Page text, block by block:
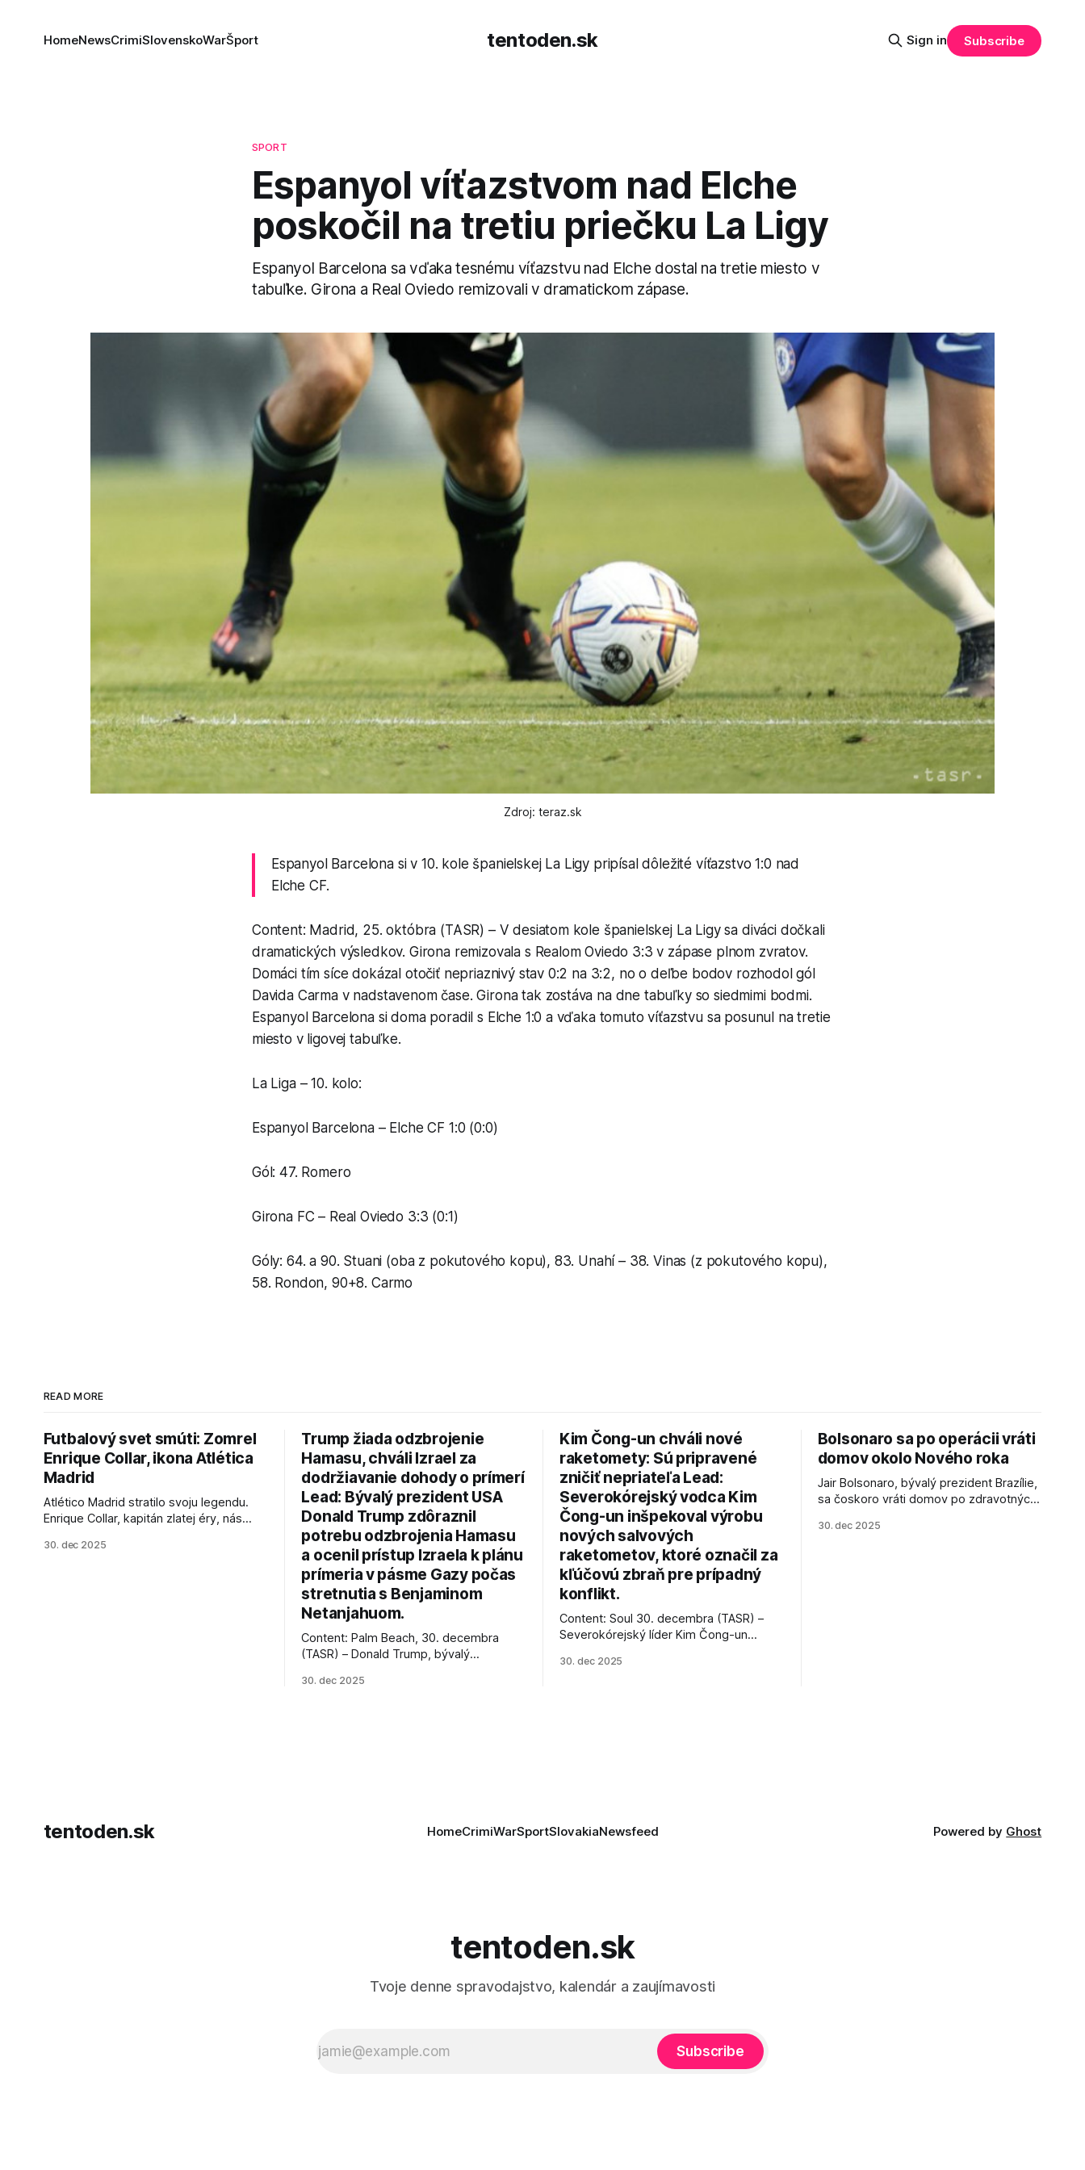
tentoden.sk
HomeNewsCrimiSlovenskoWarŠport Sign in Subscribe
SPORT
Espanyol víťazstvom nad Elche
poskočil na tretiu priečku La Ligy
Espanyol Barcelona sa vďaka tesnému víťazstvu nad Elche dostal na tretie miesto v
tabuľke. Girona a Real Oviedo remizovali v dramatickom zápase.
Zdroj: teraz.sk
Espanyol Barcelona si v 10. kole španielskej La Ligy pripísal dôležité víťazstvo 1:0 nad
Elche CF.
Content: Madrid, 25. októbra (TASR) – V desiatom kole španielskej La Ligy sa diváci dočkali
dramatických výsledkov. Girona remizovala s Realom Oviedo 3:3 v zápase plnom zvratov.
Domáci tím síce dokázal otočiť nepriaznivý stav 0:2 na 3:2, no o deľbe bodov rozhodol gól
Davida Carma v nadstavenom čase. Girona tak zostáva na dne tabuľky so siedmimi bodmi.
Espanyol Barcelona si doma poradil s Elche 1:0 a vďaka tomuto víťazstvu sa posunul na tretie
miesto v ligovej tabuľke.
La Liga – 10. kolo:
Espanyol Barcelona – Elche CF 1:0 (0:0)
Gól: 47. Romero
Girona FC – Real Oviedo 3:3 (0:1)
Góly: 64. a 90. Stuani (oba z pokutového kopu), 83. Unahí – 38. Vinas (z pokutového kopu),
58. Rondon, 90+8. Carmo
READ MORE
Futbalový svet smúti: Zomrel
Enrique Collar, ikona Atlética
Madrid
Atlético Madrid stratilo svoju legendu.
Enrique Collar, kapitán zlatej éry, nás
jeho úspechy a odkaz.
30. dec 2025
Trump žiada odzbrojenie
Hamasu, chváli Izrael za
dodržiavanie dohody o prímerí
Lead: Bývalý prezident USA
Donald Trump zdôraznil
potrebu odzbrojenia Hamasu
a ocenil prístup Izraela k plánu
prímeria v pásme Gazy počas
stretnutia s Benjaminom
Netanjahuom.
Content: Palm Beach, 30. decembra
(TASR) – Donald Trump, bývalý
vyhlásil, že odzbrojenie palestínskeho
30. dec 2025
Kim Čong-un chváli nové
raketomety: Sú pripravené
zničiť nepriateľa Lead:
Severokórejský vodca Kim
Čong-un inšpekoval výrobu
nových salvových
raketometov, ktoré označil za
kľúčovú zbraň pre prípadný
konflikt.
Content: Soul 30. decembra (TASR) –
Severokórejský líder Kim Čong-un
najnovšie salvové raketomety a nešetril
30. dec 2025
Bolsonaro sa po operácii vráti
domov okolo Nového roka
Jair Bolsonaro, bývalý prezident Brazílie,
sa čoskoro vráti domov po zdravotných
30. dec 2025
tentoden.sk HomeCrimiWarSportSlovakiaNewsfeed Powered by Ghost
tentoden.sk
Tvoje denne spravodajstvo, kalendár a zaujímavosti
Subscribe